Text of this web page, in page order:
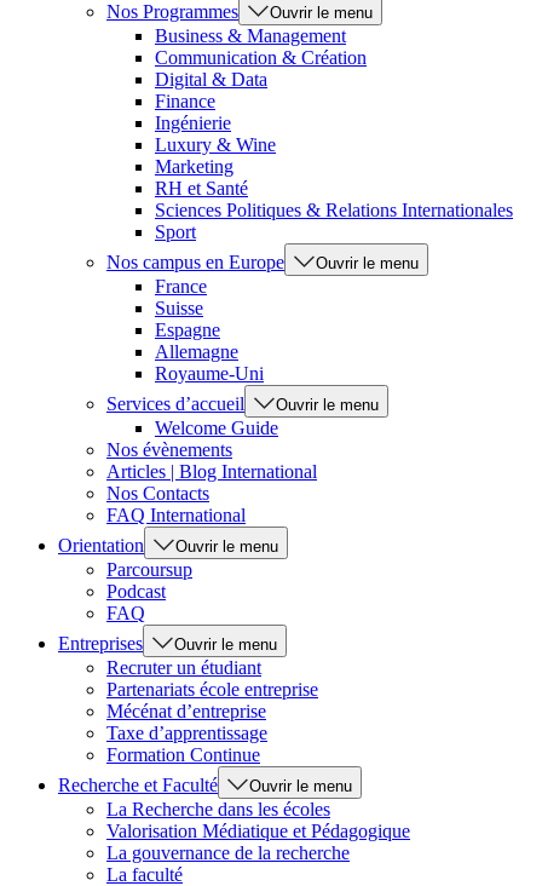
Nos Programmes
Ouvrir le menu
Business & Management
Communication & Création
Digital & Data
Finance
Ingénierie
Luxury & Wine
Marketing
RH et Santé
Sciences Politiques & Relations Internationales
Sport
Nos campus en Europe
Ouvrir le menu
France
Suisse
Espagne
Allemagne
Royaume-Uni
Services d’accueil
Ouvrir le menu
Welcome Guide
Nos évènements
Articles | Blog International
Nos Contacts
FAQ International
Orientation
Ouvrir le menu
Parcoursup
Podcast
FAQ
Entreprises
Ouvrir le menu
Recruter un étudiant
Partenariats école entreprise
Mécénat d’entreprise
Taxe d’apprentissage
Formation Continue
Recherche et Faculté
Ouvrir le menu
La Recherche dans les écoles
Valorisation Médiatique et Pédagogique
La gouvernance de la recherche
La faculté